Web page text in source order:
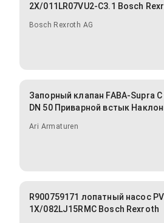
2X/011LR07VU2-C3.1 Bosch
Bosch Rexroth AG
Запорный клапан FABA-Supra
DN 50 Приварной встык
Ari Armaturen
R900759171 лопатный насос
1X/082LJ15RMC Bosch Rexroth